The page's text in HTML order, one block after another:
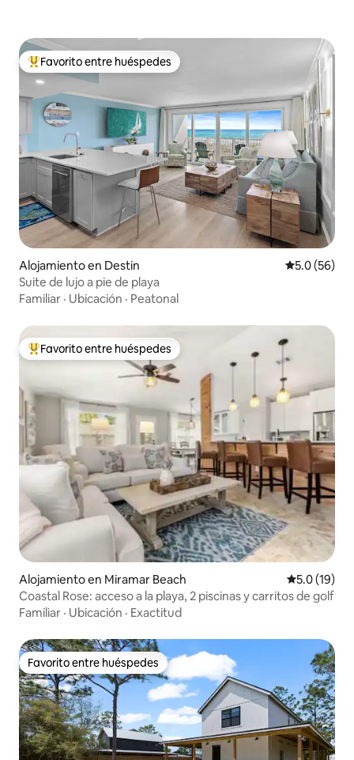
Favorito entre huéspedes preferido
Favorito entre huéspedes
Alojamiento en Destin Calificación
5.0 (56)
Suite de lujo a pie de playa
Familiar · Ubicación · Peatonal
Favorito entre huéspedes preferido
Favorito entre huéspedes
Alojamiento en Miramar Beach Calificación
5.0 (19)
Coastal Rose: acceso a la playa, 2 piscinas y carritos de golf
Familiar · Ubicación · Exactitud
Favorito entre huéspedes
Favorito entre huéspedes